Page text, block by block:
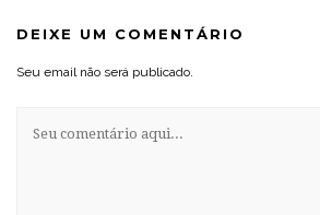
DEIXE UM COMENTÁRIO
Seu email não será publicado.